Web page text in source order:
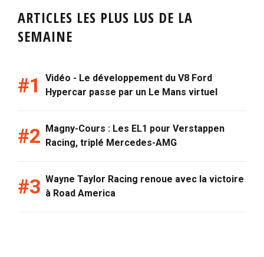
ARTICLES LES PLUS LUS DE LA
SEMAINE
Vidéo - Le développement du V8 Ford
Hypercar passe par un Le Mans virtuel
Magny-Cours : Les EL1 pour Verstappen
Racing, triplé Mercedes-AMG
Wayne Taylor Racing renoue avec la victoire
à Road America